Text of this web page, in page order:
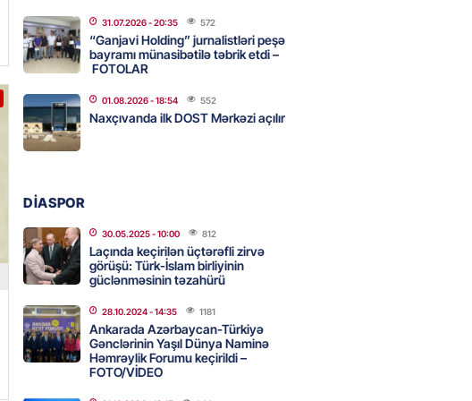
Azərbaycanın UNESCO-dakı yeni
nümayəndəsi kimdir? – DOSYE
06.08.2026 - 16:00
HADISƏ
Sərhədlərimizi pozan 26 nəfər tutuldu
DÜNYA
Kiyev Başqırdıstan və Yaroslavldakı
neft emal zavodunu vurub
06.08.2026- 15:30
GÜNDƏM
Pezeşkian Azərbaycanla bağlı tapşırıq
verdi: vali hərəkətə keçdi
31.07.2026- 20:35 572
“Ganjavi Holding” jurnalistləri peşə
bayramı münasibətilə təbrik etdi –
FOTOLAR
01.08.2026- 18:54 552
Naxçıvanda ilk DOST Mərkəzi açılır
DİASPOR
30.05.2025- 10:00 812
Laçında keçirilən üçtərəfli zirvə
görüşü: Türk-İslam birliyinin
güclənməsinin təzahürü
28.10.2024- 14:35 1181
Ankarada Azərbaycan-Türkiyə
Gənclərinin Yaşıl Dünya Naminə
Həmrəylik Forumu keçirildi –
FOTO/VİDEO